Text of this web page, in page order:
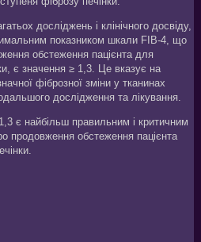
досліджень і клінічного досвіду,
показником шкали FIB-4, що
обстеження пацієнта для
є значення ≥ 1,3. Це вказує на
фіброзної зміни у тканинах
дослідження та лікування.
є найбільш правильним і критичним
продовження обстеження пацієнта